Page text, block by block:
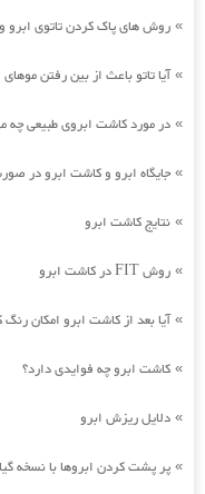
» روش های پاک کردن تاتوی ابرو
»آیا تاتو باعث از بین رفتن
» در مورد کاشت ابروی طبیعی چه
» جایگاه ابرو و کاشت ابرو در
» نتایج کاشت ابرو
» روش FIT در کاشت ابرو
»آیا بعد از کاشت ابرو امکان
» کاشت ابرو چه فوایدی دارد؟
» دلایل ریزش ابرو
» پر پشت کردن ابروها با نسخه